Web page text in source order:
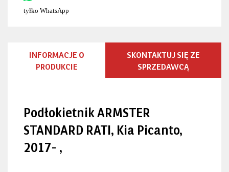
tyłko WhatsApp
INFORMACJE O
PRODUKCIE
SKONTAKTUJ SIĘ ZE
SPRZEDAWCĄ
Podłokietnik ARMSTER
STANDARD RATI, Kia Picanto,
2017- ,